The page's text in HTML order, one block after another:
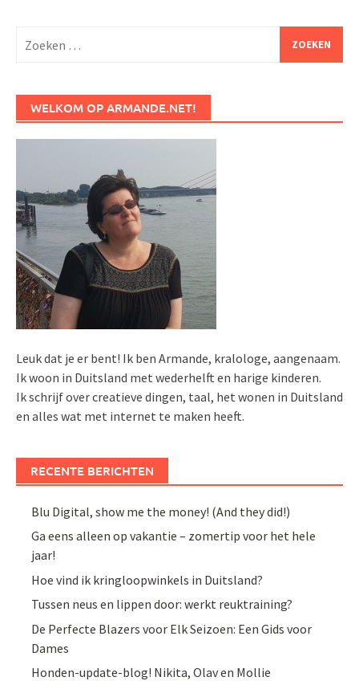
naar:
WELKOM OP ARMANDE.NET!
Leuk dat je er bent! Ik ben Armande, kralologe, aangenaam.
Ik woon in Duitsland met wederhelft en harige kinderen.
Ik schrijf over creatieve dingen, taal, het wonen in Duitsland
en alles wat met internet te maken heeft.
RECENTE BERICHTEN
Blu Digital, show me the money! (And they did!)
Ga eens alleen op vakantie – zomertip voor het hele
jaar!
Hoe vind ik kringloopwinkels in Duitsland?
Tussen neus en lippen door: werkt reuktraining?
De Perfecte Blazers voor Elk Seizoen: Een Gids voor
Dames
Honden-update-blog! Nikita, Olav en Mollie